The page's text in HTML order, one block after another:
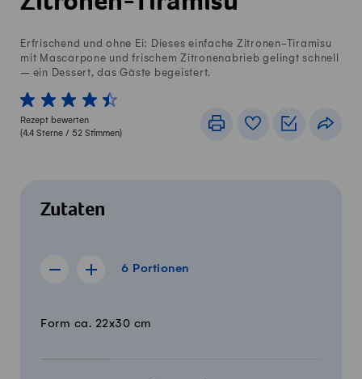
Erfrischend und ohne Ei: Dieses einfache Zitronen-Tiramisu
mit Mascarpone und frischem Zitronenabrieb gelingt schnell
– ein Dessert, das Gäste begeistert.
1 von 5 Sterne
2 von 5 Sterne
3 von 5 Sterne
4 von 5 Sterne
5 von 5 Sterne
Rezept bewerten
(4.4 Sterne / 52 Stimmen)
DruckenRezeptbuch
Zutaten
6 Portionen
Rezept für 5 Portionen anzeigen
Rezept für 7 Portionen anzeigen
6 Portionen
MengeZutaten
Form ca. 22x30 cm